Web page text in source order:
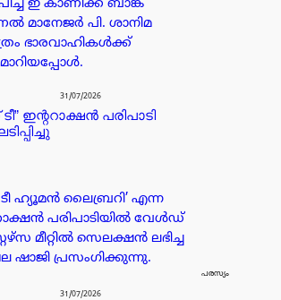
ഇ കാണിക്ക ബാങ്ക്
മാനേജർ പി. ശാനിമ
ഭാരവാഹികൾക്ക്
31/07/2026
ടീ” ഇന്ററാക്ഷൻ പരിപാടി
ടീ ഹ്യൂമൻ ലൈബ്രറി’ എന്ന
പരിപാടിയിൽ വേൾഡ്
മീറ്റിൽ സെലക്ഷൻ ലഭിച്ച
പ്രസംഗിക്കുന്നു.
പരസ്യം
31/07/2026